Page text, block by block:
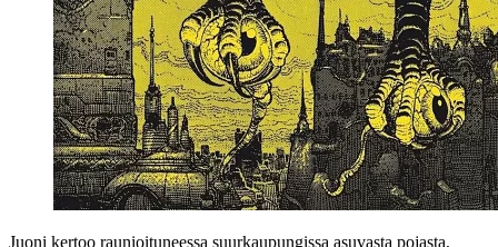
Juoni kertoo raunioituneessa suurkaupungissa asuvasta pojasta,